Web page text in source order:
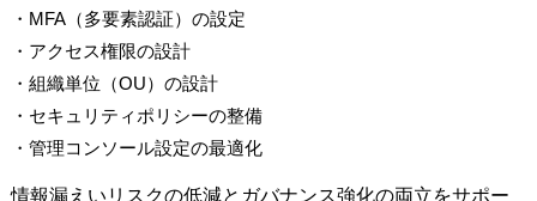
・MFA（多要素認証）の設定
・アクセス権限の設計
・組織単位（OU）の設計
・セキュリティポリシーの整備
・管理コンソール設定の最適化
情報漏えいリスクの低減とガバナンス強化の両立をサポー